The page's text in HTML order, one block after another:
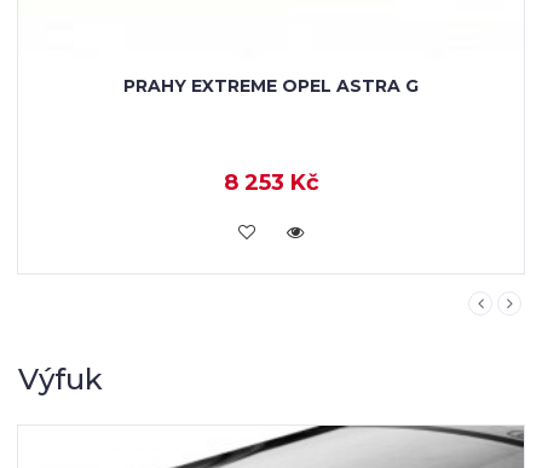
PRAHY EXTREME OPEL ASTRA G
8 253 Kč
KOUPIT
Výfuk